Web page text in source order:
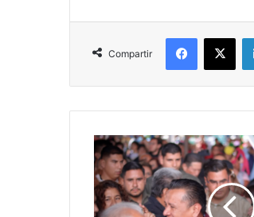
Compartir
Facebook
X
#Michoacán
No
Necesito
Funcionarios
En